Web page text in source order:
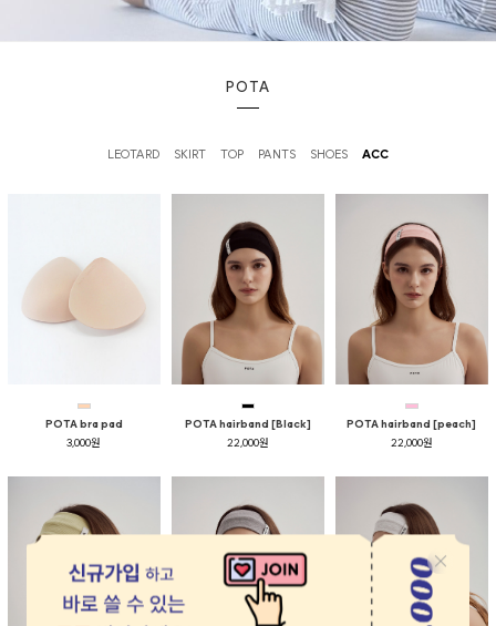
POTA
LEOTARD SKIRT TOP PANTS SHOES ACC
POTA bra pad
3,000원
POTA hairband [Black]
22,000원
POTA hairband [peach]
22,000원